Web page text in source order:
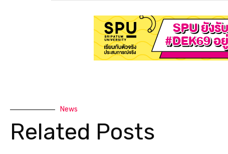
News
Related Posts